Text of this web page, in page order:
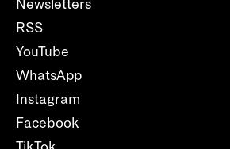
Newsletters
RSS
YouTube
WhatsApp
Instagram
Facebook